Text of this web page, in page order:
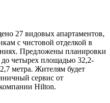
27 видовых апартаментов,
с чистовой отделкой в
Предложены планировки
до четырех площадью 32,2-
метра. Жителям будет
сервис от
Hilton.